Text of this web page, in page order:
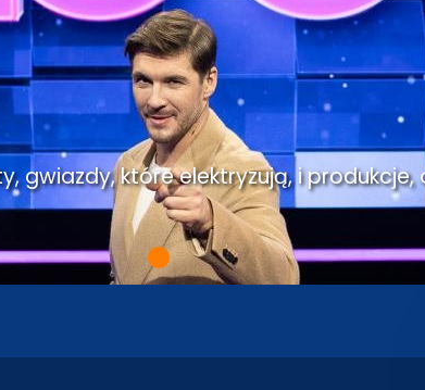
gwiazdy, które elektryzują, i produkcje,